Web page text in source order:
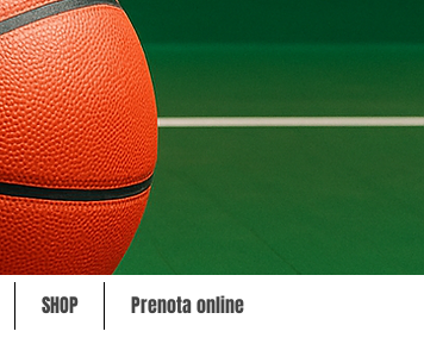
SHOP Prenota online